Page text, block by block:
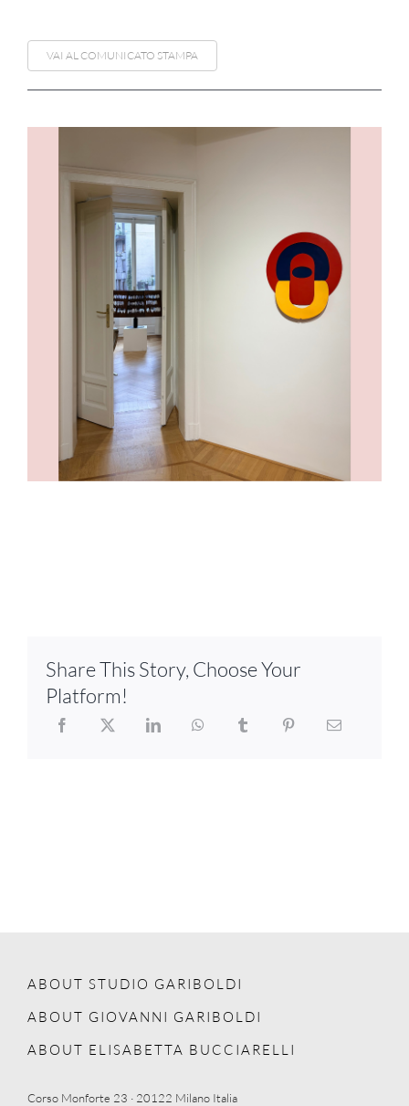
VAI AL COMUNICATO STAMPA
Share This Story, Choose Your
Platform!
ABOUT STUDIO GARIBOLDI
ABOUT GIOVANNI GARIBOLDI
ABOUT ELISABETTA BUCCIARELLI
Corso Monforte 23 · 20122 Milano Italia